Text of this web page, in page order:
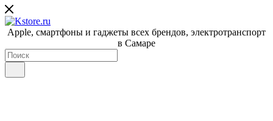
Apple, cмартфоны и гаджеты всех брендов, электротранспорт
в Самаре